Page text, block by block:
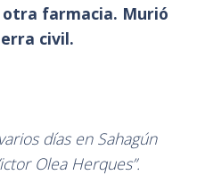
farmacia. Murió
civil.
días en Sahagún
Olea Herques”.